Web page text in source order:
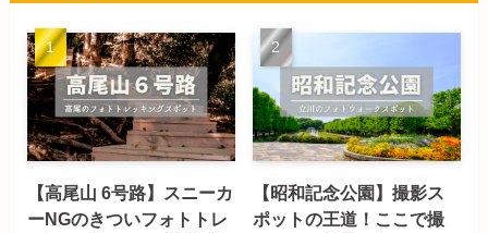
【高尾山 6号路】スニーカ
ーNGのきついフォトトレ
【昭和記念公園】撮影ス
ポットの王道！ここで撮